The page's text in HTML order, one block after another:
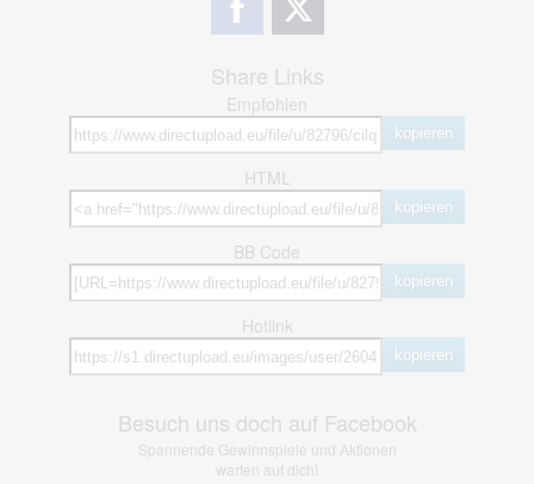
Share Links
Empfohlen
kopieren
HTML
kopieren
BB Code
kopieren
Hotlink
kopieren
Besuch uns doch auf Facebook
Spannende Gewinnspiele und Aktionen
warten auf dich!